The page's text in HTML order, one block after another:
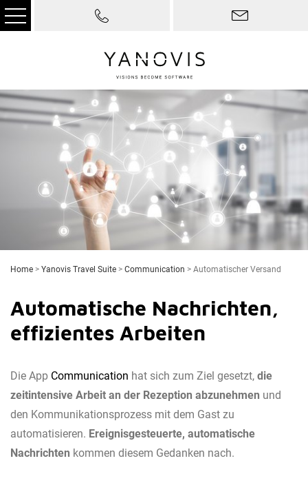
Home > Yanovis Travel Suite > Communication > Automatischer Versand
Automatische Nachrichten,
effizientes Arbeiten
Die App Communication hat sich zum Ziel gesetzt, die
zeitintensive Arbeit an der Rezeption abzunehmen und
den Kommunikationsprozess mit dem Gast zu
automatisieren. Ereignisgesteuerte, automatische
Nachrichten kommen diesem Gedanken nach.